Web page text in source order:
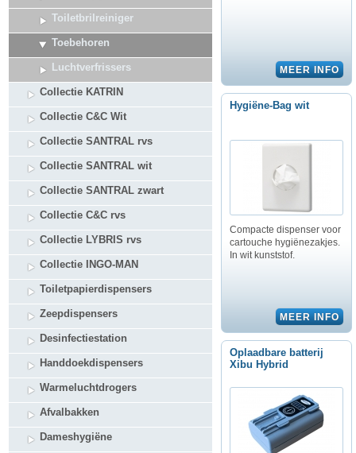
Toiletbrilreiniger
Toebehoren
Luchtverfrissers
Collectie KATRIN
Collectie C&C Wit
Collectie SANTRAL rvs
Collectie SANTRAL wit
Collectie SANTRAL zwart
Collectie C&C rvs
Collectie LYBRIS rvs
Collectie INGO-MAN
Toiletpapierdispensers
Zeepdispensers
Desinfectiestation
Handdoekdispensers
Warmeluchtdrogers
Afvalbakken
Dameshygiëne
Hygiëne-Bag wit
Compacte dispenser voor
cartouche hygiënezakjes.
In wit kunststof.
Oplaadbare batterij
Xibu Hybrid